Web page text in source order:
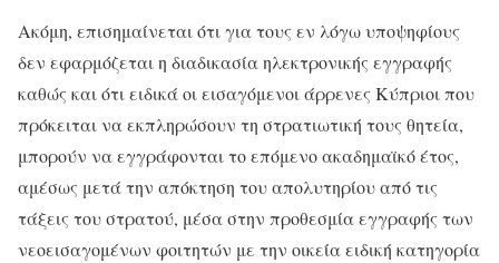
Ακόμη, επισημαίνεται ότι για τους εν λόγω υποψηφίους
δεν εφαρμόζεται η διαδικασία ηλεκτρονικής εγγραφής
καθώς και ότι ειδικά οι εισαγόμενοι άρρενες Κύπριοι που
πρόκειται να εκπληρώσουν τη στρατιωτική τους θητεία,
μπορούν να εγγράφονται το επόμενο ακαδημαϊκό έτος,
αμέσως μετά την απόκτηση του απολυτηρίου από τις
τάξεις του στρατού, μέσα στην προθεσμία εγγραφής των
νεοεισαγομένων φοιτητών με την οικεία ειδική κατηγορία